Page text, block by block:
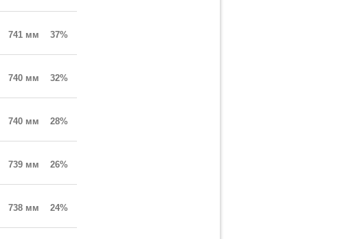
741 мм 37%
740 мм 32%
740 мм 28%
739 мм 26%
738 мм 24%